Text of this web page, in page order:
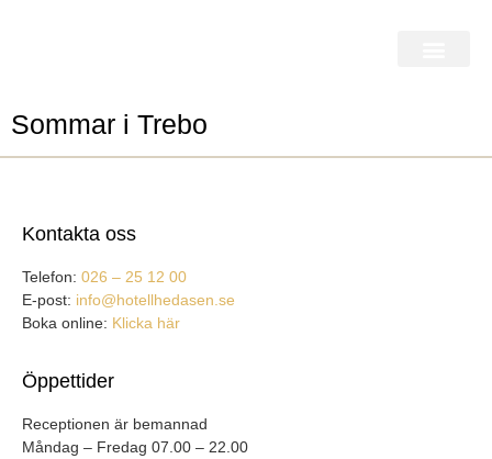
Sommar i Trebo
Kontakta oss
Telefon: 026 – 25 12 00
E-post: info@hotellhedasen.se
Boka online: Klicka här
Öppettider
Receptionen är bemannad
Måndag – Fredag 07.00 – 22.00